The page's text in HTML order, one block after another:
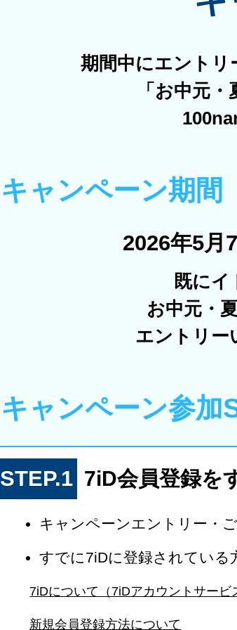
期間中にエントリ
「お中元
キャンペーン期間
2026年5月
既にイ
お中元・
エントリー
キャンペーン参加
STEP.1 7iD会員登録を
キャンペーンエントリー・
すでに7iDに登録されている
7iDについて（7iDアカウントサービ
新規会員登録方法について